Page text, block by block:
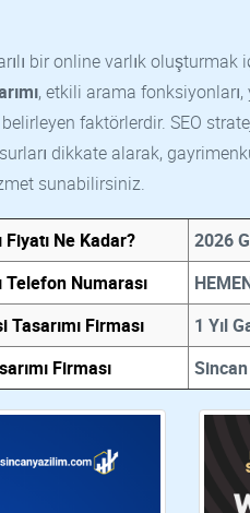
bir online varlık
, etkili arama
faktörlerdir. SEO
dikkate alarak,
sunabilirsiniz.
Ne Kadar?
2026
Telefon Numarası
Firması
1 Yıl
Firması